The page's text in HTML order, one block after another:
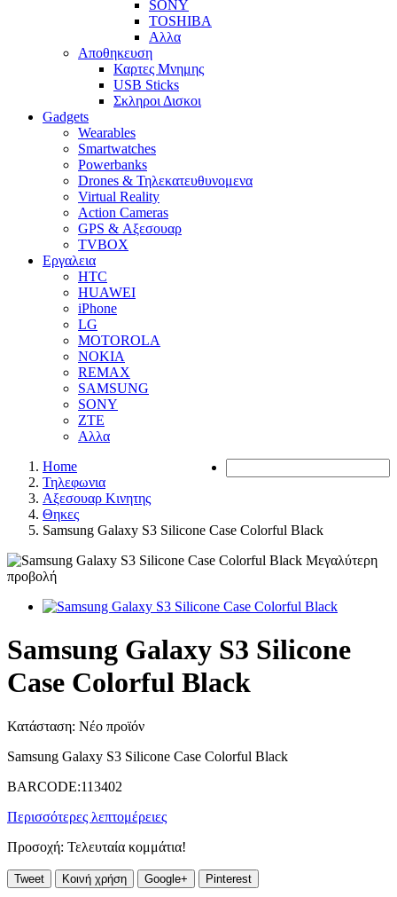
SONY
TOSHIBA
Αλλα
Αποθηκευση
Καρτες Μνημης
USB Sticks
Σκληροι Δισκοι
Gadgets
Wearables
Smartwatches
Powerbanks
Drones & Τηλεκατευθυνομενα
Virtual Reality
Action Cameras
GPS & Αξεσουαρ
TVBOX
Εργαλεια
HTC
HUAWEI
iPhone
LG
MOTOROLA
NOKIA
REMAX
SAMSUNG
SONY
ZTE
Αλλα
Home
Τηλεφωνια
Αξεσουαρ Κινητης
Θηκες
Samsung Galaxy S3 Silicone Case Colorful Black
Μεγαλύτερη
προβολή
Samsung Galaxy S3 Silicone
Case Colorful Black
Κατάσταση: Νέο προϊόν
Samsung Galaxy S3 Silicone Case Colorful Black
BARCODE:113402
Περισσότερες λεπτομέρειες
Προσοχή: Τελευταία κομμάτια!
Tweet Κοινή χρήση Google+ Pinterest